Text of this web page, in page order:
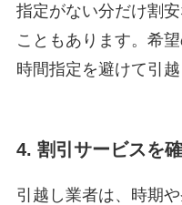
指定がない分だけ割
こともあります。希
時間指定を避けて引
4. 割引サービスを
引越し業者は、時期